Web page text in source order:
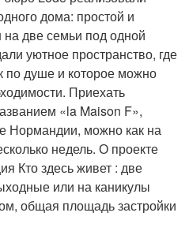
дома: простой и
на две семьи под одной
уютное пространство, где
по душе и которое можно
Приехать
«la Maison F»,
Нормандии, можно как на
недель. О проекте
Кто здесь живет : две
или на каникулы
общая площадь застройки